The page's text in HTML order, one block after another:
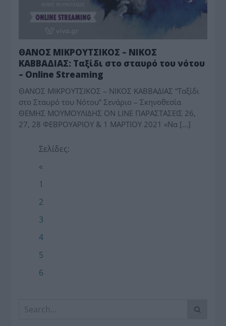
ΘΑΝΟΣ ΜΙΚΡΟΥΤΣΙΚΟΣ – ΝΙΚΟΣ
ΚΑΒΒΑΔΙΑΣ: Ταξίδι στο σταυρό του νότου
– Online Streaming
ΘΑΝΟΣ ΜΙΚΡΟΥΤΣΙΚΟΣ – ΝΙΚΟΣ ΚΑΒΒΑΔΙΑΣ “Ταξίδι
στο Σταυρό του Νότου” Σενάριο – Σκηνοθεσία
ΘΕΜΗΣ ΜΟΥΜΟΥΛΙΔΗΣ ON LINE ΠΑΡΑΣΤΑΣΕΙΣ 26,
27, 28 ΦΕΒΡΟΥΑΡΙΟΥ & 1 ΜΑΡΤΙΟΥ 2021 «Να […]
Σελίδες:
«
1
2
3
4
5
6